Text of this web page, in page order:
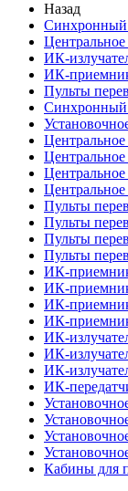
Назад
Синхронный
ИК-
ИК-
Пульты
Синхронный
Пульты
Пульты
Пульты
Пульты
ИК-
ИК-
ИК-
ИК-
ИК-
ИК-
ИК-
ИК-
Кабины для